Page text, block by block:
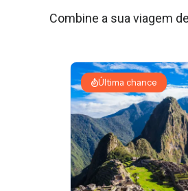
Combine a sua viagem
Última chance